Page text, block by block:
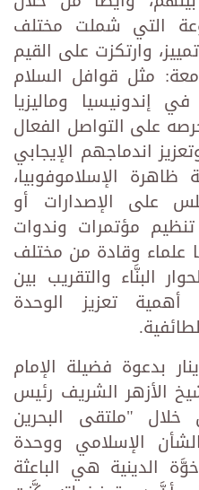
التي شملت مختلف
وارتكزت على القيم
مثل قوافل السلام
إندونيسيا وماليزيا
على التواصل الفعال
اندماجهم الإيجابي
الإسلاموفوبيا،
على الإصدارات أو
مؤتمرات وندوات
وقادة من مختلف
البنَّاء والتقريب بين
تعزيز الوحدة
بدعوة فضيلة الإمام
الأزهر الشريف رئيس
"ملتقى البحرين
الإسلامي ووحدة
الدينية هي الباعثة